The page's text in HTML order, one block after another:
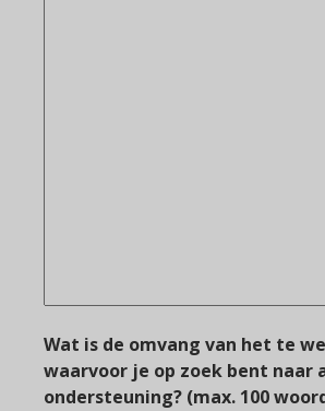
Wat is de omvang van het te
waarvoor je op zoek bent naar
ondersteuning? (max. 100